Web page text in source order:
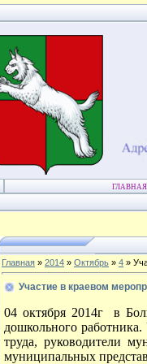
ГЛАВНАЯ
Главная » 2014 » Октябрь » 4 »
Участие в краевом
04 октября 2014г в
дошкольного
труда, руководители
муниципальных